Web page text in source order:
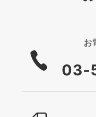
お
03-